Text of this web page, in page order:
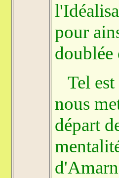
pour
doublée
Tel est
nous
départ